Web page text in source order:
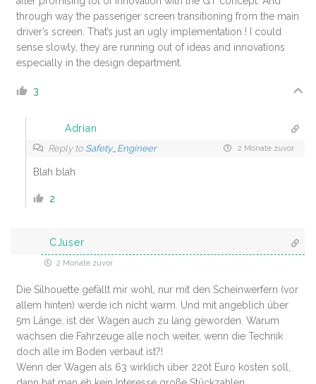
through way the passenger screen transitioning from the main
driver’s screen. That’s just an ugly implementation ! I could
sense slowly, they are running out of ideas and innovations
especially in the design department.
3
Adrian
Reply to Safety_Engineer 2 Monate zuvor
Blah blah
2
CJuser
2 Monate zuvor
Die Silhouette gefällt mir wohl, nur mit den Scheinwerfern (vor
allem hinten) werde ich nicht warm. Und mit angeblich über
5m Länge, ist der Wagen auch zu lang geworden. Warum
wachsen die Fahrzeuge alle noch weiter, wenn die Technik
doch alle im Boden verbaut ist?!
Wenn der Wagen als 63 wirklich über 220t Euro kosten soll,